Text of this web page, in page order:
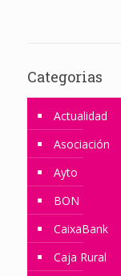
Categorias
Actualidad
Asociación
Ayto
BON
CaixaBank
Caja Rural